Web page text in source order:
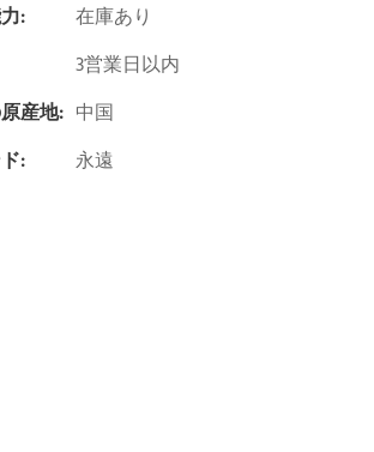
:
在庫あり
3営業日以内
産地: 中国
:
永遠